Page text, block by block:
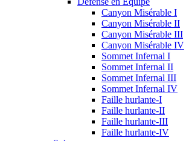
Canyon Misérable I
Canyon Misérable II
Canyon Misérable III
Canyon Misérable IV
Sommet Infernal I
Sommet Infernal II
Sommet Infernal III
Sommet Infernal IV
Faille hurlante-I
Faille hurlante-II
Faille hurlante-III
Faille hurlante-IV